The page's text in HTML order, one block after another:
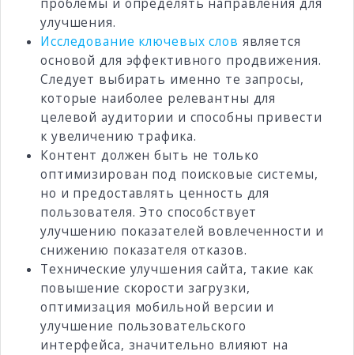
проблемы и определять направления для
улучшения.
Исследование ключевых слов является
основой для эффективного продвижения.
Следует выбирать именно те запросы,
которые наиболее релевантны для
целевой аудитории и способны привести
к увеличению трафика.
Контент должен быть не только
оптимизирован под поисковые системы,
но и предоставлять ценность для
пользователя. Это способствует
улучшению показателей вовлеченности и
снижению показателя отказов.
Технические улучшения сайта, такие как
повышение скорости загрузки,
оптимизация мобильной версии и
улучшение пользовательского
интерфейса, значительно влияют на